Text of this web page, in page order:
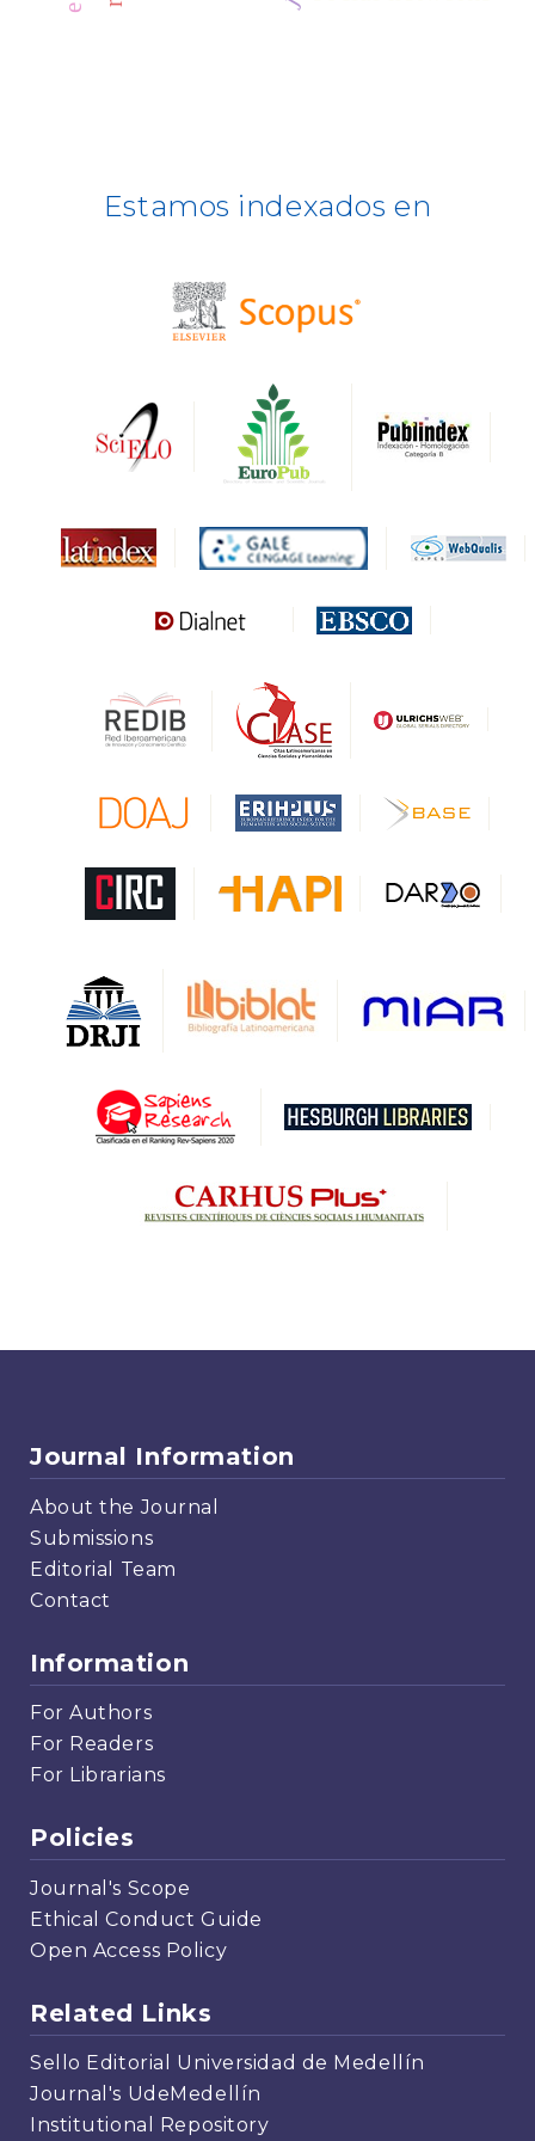
BASE
DARDO
MIAR
Sapiens Research
Gale Cengage Learning
Estamos indexados en
Journal Information
About the Journal
Submissions
Editorial Team
Contact
Information
For Authors
For Readers
For Librarians
Policies
Journal's Scope
Ethical Conduct Guide
Open Access Policy
Related Links
Sello Editorial Universidad de Medellín
Journal's UdeMedellín
Institutional Repository